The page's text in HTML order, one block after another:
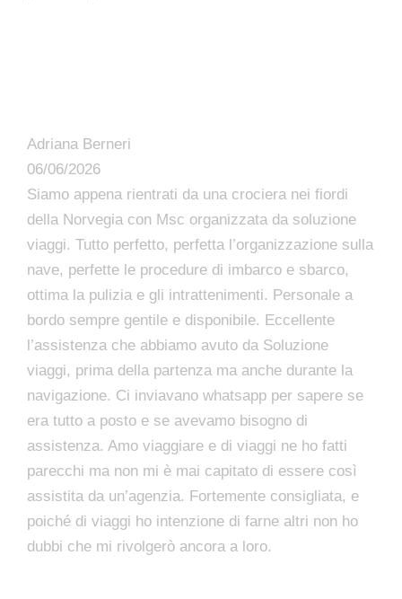
Adriana Berneri
06/06/2026
Siamo appena rientrati da una crociera nei fiordi
della Norvegia con Msc organizzata da soluzione
viaggi. Tutto perfetto, perfetta l’organizzazione sulla
nave, perfette le procedure di imbarco e sbarco,
ottima la pulizia e gli intrattenimenti. Personale a
bordo sempre gentile e disponibile. Eccellente
l’assistenza che abbiamo avuto da Soluzione
viaggi, prima della partenza ma anche durante la
navigazione. Ci inviavano whatsapp per sapere se
era tutto a posto e se avevamo bisogno di
assistenza. Amo viaggiare e di viaggi ne ho fatti
parecchi ma non mi è mai capitato di essere così
assistita da un’agenzia. Fortemente consigliata, e
poiché di viaggi ho intenzione di farne altri non ho
dubbi che mi rivolgerò ancora a loro.